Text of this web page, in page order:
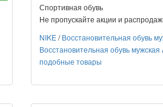
Спортивная обувь
Не пропускайте акции и
NIKE /Восстановительная обувь
Восстановительная обувь мужская
подобные товары